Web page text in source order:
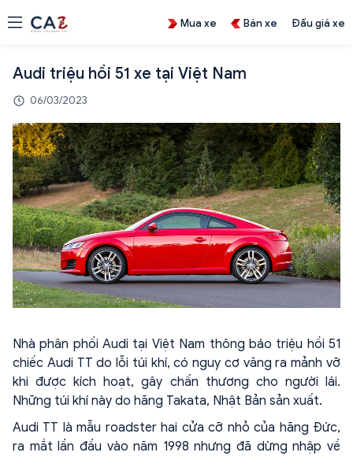
Mua xe Bán xe Đấu giá xe
Audi triệu hồi 51 xe tại Việt Nam
06/03/2023
Nhà phân phối Audi tại Việt Nam thông báo triệu hồi 51
chiếc Audi TT do lỗi túi khí, có nguy cơ văng ra mảnh vỡ
khi được kích hoạt, gây chấn thương cho người lái.
Những túi khí này do hãng Takata, Nhật Bản sản xuất.
Audi TT là mẫu roadster hai cửa cỡ nhỏ của hãng Đức,
ra mắt lần đầu vào năm 1998 nhưng đã dừng nhập về